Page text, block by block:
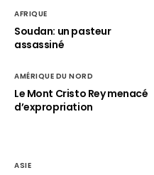
AFRIQUE
Soudan: un pasteur
assassiné
AMÉRIQUE DU NORD
Le Mont Cristo Rey menacé
d’expropriation
ASIE